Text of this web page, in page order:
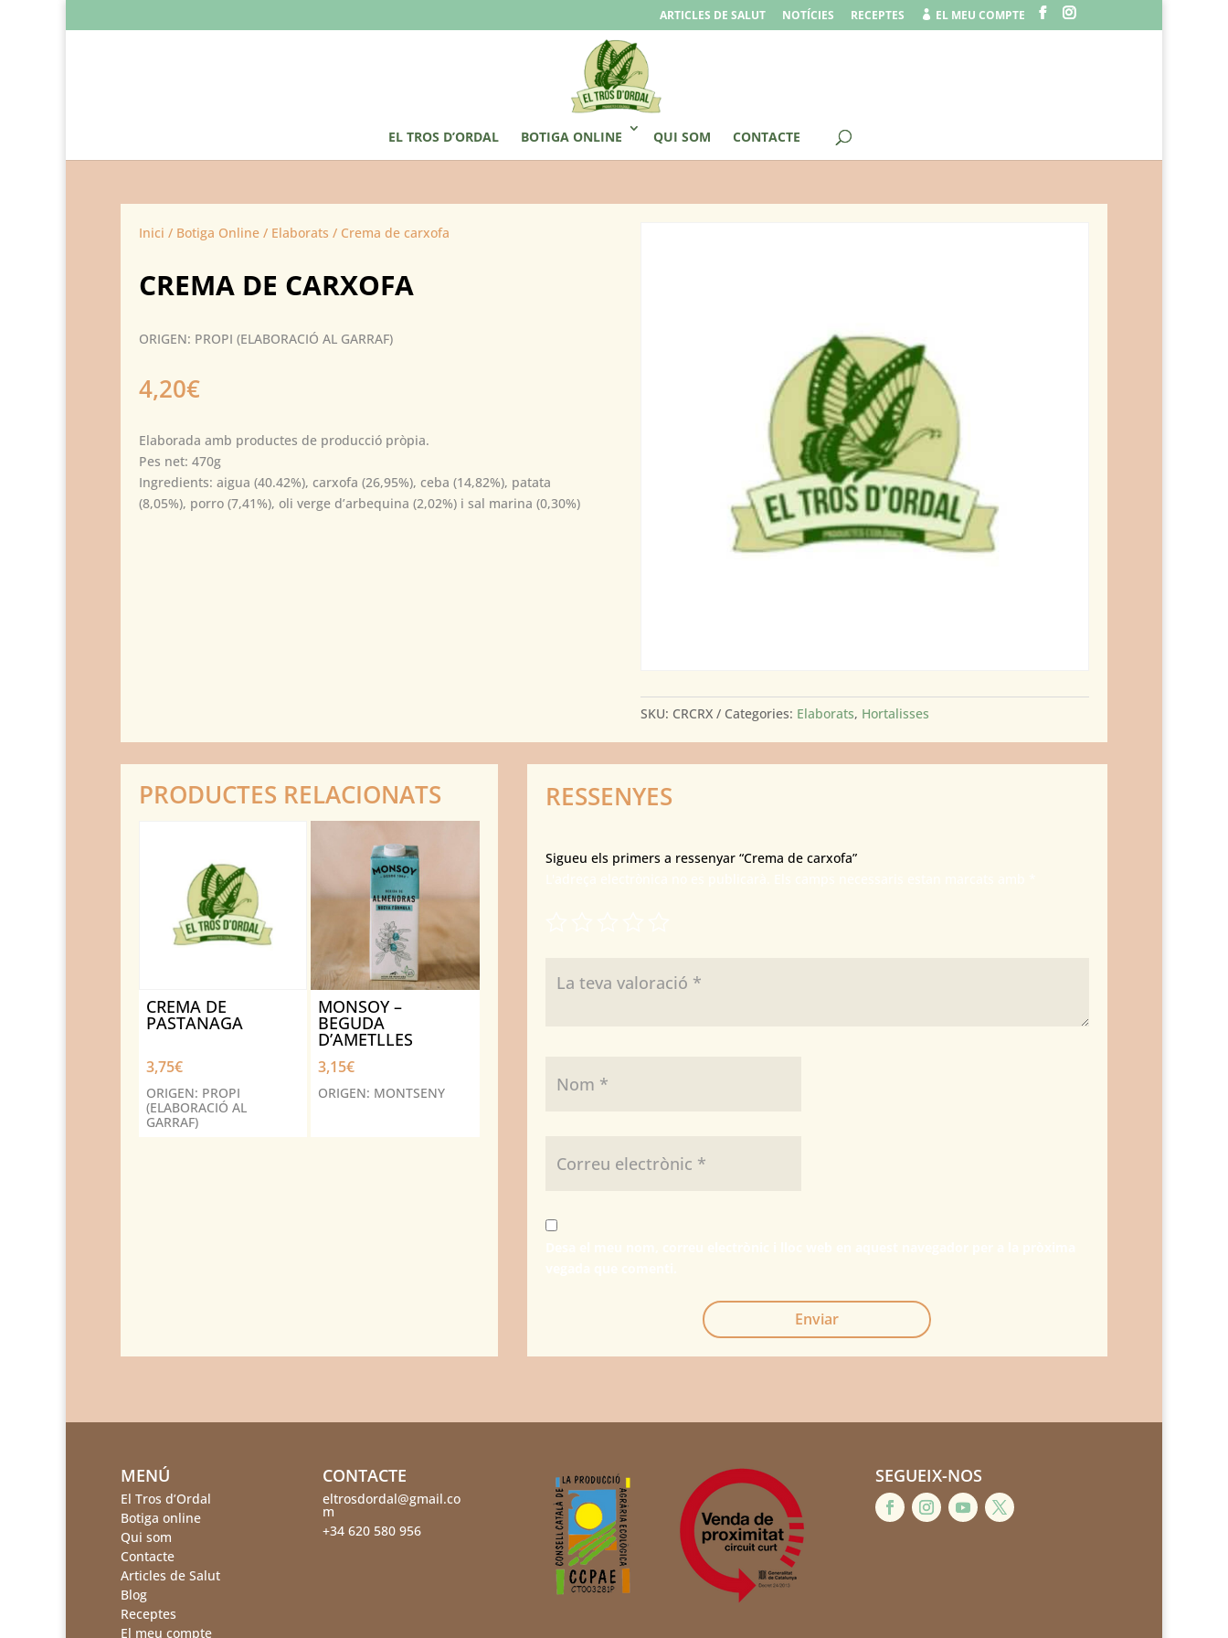
ARTICLES DE SALUT NOTÍCIES RECEPTES  EL MEU COMPTE
EL TROS D’ORDAL BOTIGA ONLINE QUI SOM CONTACTE
Inici / Botiga Online / Elaborats / Crema de carxofa
CREMA DE CARXOFA
ORIGEN: PROPI (ELABORACIÓ AL GARRAF)
4,20€
Elaborada amb productes de producció pròpia.
Pes net: 470g
Ingredients: aigua (40.42%), carxofa (26,95%), ceba (14,82%), patata
(8,05%), porro (7,41%), oli verge d’arbequina (2,02%) i sal marina (0,30%)
SKU: CRCRX Categories: Elaborats, Hortalisses
PRODUCTES RELACIONATS
CREMA DE
PASTANAGA
3,75€
ORIGEN: PROPI
(ELABORACIÓ AL
GARRAF)
MONSOY –
BEGUDA
D’AMETLLES
3,15€
ORIGEN: MONTSENY
RESSENYES
Sigueu els primers a ressenyar “Crema de carxofa”
Enviar
MENÚ
El Tros d’Ordal
Botiga online
Qui som
Contacte
Articles de Salut
Blog
Receptes
El meu compte
CONTACTE
eltrosdordal@gmail.co
m
+34 620 580 956
SEGUEIX-NOS